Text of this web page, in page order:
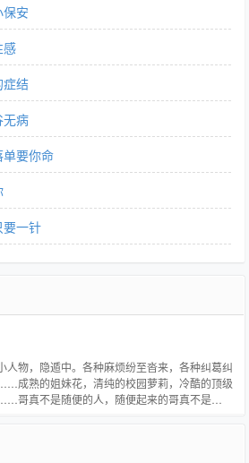
安
感
症结
无病
要你命
要一针
人物，隐遁中。各种麻烦纷至沓来，各种纠葛纠
成熟的姐妹花，清纯的校园萝莉，冷酷的顶级
哥真不是随便的人，随便起来的哥真不是